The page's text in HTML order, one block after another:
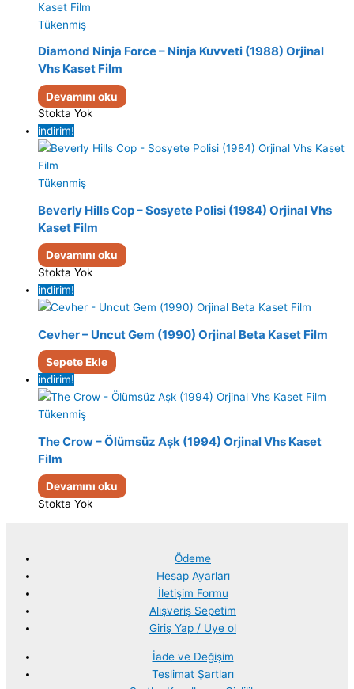
Tükenmiş
Diamond Ninja Force – Ninja Kuvveti (1988) Orjinal
Vhs Kaset Film
Devamını oku
Stokta Yok
indirim!
Tükenmiş
Beverly Hills Cop – Sosyete Polisi (1984) Orjinal Vhs
Kaset Film
Devamını oku
Stokta Yok
indirim!
Cevher – Uncut Gem (1990) Orjinal Beta Kaset Film
Sepete Ekle
indirim!
Tükenmiş
The Crow – Ölümsüz Aşk (1994) Orjinal Vhs Kaset
Film
Devamını oku
Stokta Yok
Ödeme
Hesap Ayarları
İletişim Formu
Alışveriş Sepetim
Giriş Yap / Uye ol
İade ve Değişim
Teslimat Şartları